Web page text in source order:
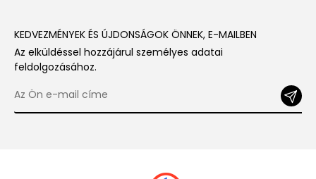
KEDVEZMÉNYEK ÉS ÚJDONSÁGOK ÖNNEK, E-MAILBEN
Az elküldéssel hozzájárul személyes adatai
feldolgozásához.